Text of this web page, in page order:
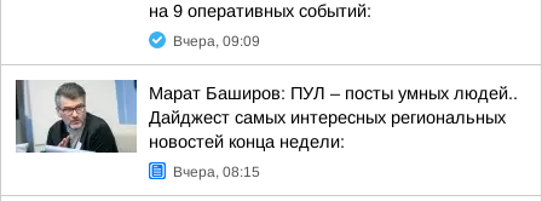
на 9 оперативных событий:
Вчера, 09:09
Марат Баширов: ПУЛ – посты умных людей..
Дайджест самых интересных региональных
новостей конца недели:
Вчера, 08:15